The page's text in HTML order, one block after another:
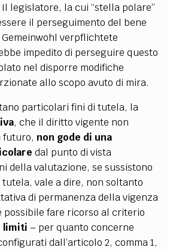
Il legislatore, la cui “stella polare”
il perseguimento del bene
verpflichtete
impedito di perseguire questo
nel disporre modifiche
allo scopo avuto di mira.
particolari fini di tutela, la
, che il diritto vigente non
futuro, non gode di una
dal punto di vista
della valutazione, se sussistono
vale a dire, non soltanto
di permanenza della vigenza
fare ricorso al criterio
limiti – per quanto concerne
dall’articolo 2, comma 1,